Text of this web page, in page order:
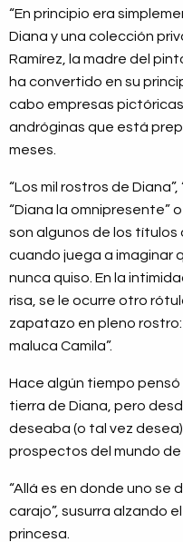
“En principio era
Diana y una colección
Ramírez, la madre del
ha convertido en su
cabo empresas
andróginas que está
meses.
“Los mil rostros de
“Diana la omnipresente”
son algunos de los títulos
cuando juega a imaginar
nunca quiso. En la
risa, se le ocurre otro
zapatazo en pleno
maluca Camila”.
Hace algún tiempo
tierra de Diana, pero
deseaba (o tal vez
prospectos del mundo
“Allá es en donde uno se
carajo”, susurra alzando
princesa.